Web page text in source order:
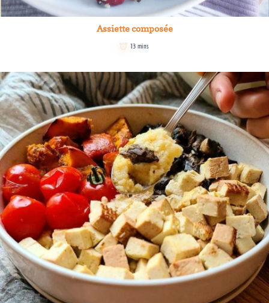
Assiette composée
13 mins